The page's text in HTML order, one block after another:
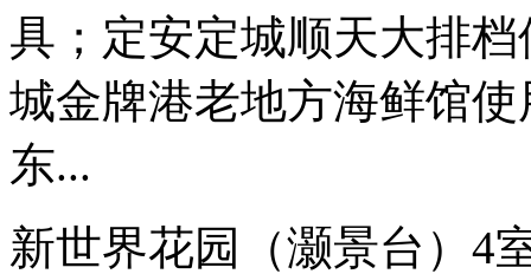
具；定安定城顺天大排
城金牌港老地方海鲜馆
东...
新世界花园（灏景台）4